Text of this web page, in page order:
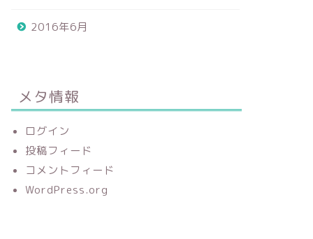
2016年6月
メタ情報
ログイン
投稿フィード
コメントフィード
WordPress.org